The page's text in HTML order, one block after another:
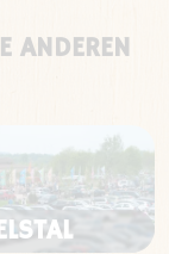
ANDEREN